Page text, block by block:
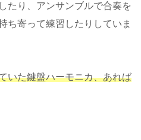
たり、アンサンブルで合奏を
ち寄って練習したりしていま
いた鍵盤ハーモニカ、あれば